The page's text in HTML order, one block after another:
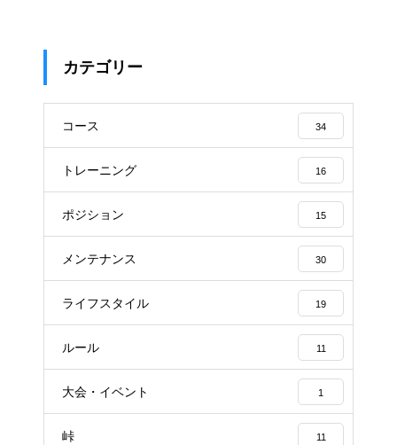
カテゴリー
コース 34
トレーニング 16
ポジション 15
メンテナンス 30
ライフスタイル 19
ルール 11
大会・イベント 1
峠 11